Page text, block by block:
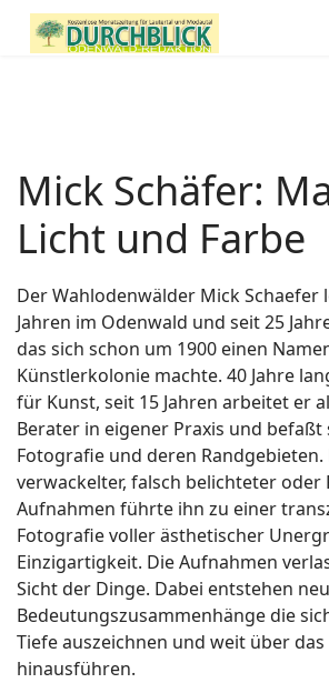
Mick Schäfer:
Licht und Farbe
Der Wahlodenwälder Mick Schaefer
Jahren im Odenwald und seit 25
das sich schon um 1900 einen
Künstlerkolonie machte. 40 Jahre
für Kunst, seit 15 Jahren arbeitet er
Berater in eigener Praxis und
Fotografie und deren Randgebieten.
verwackelter, falsch belichteter oder
Aufnahmen führte ihn zu einer
Fotografie voller ästhetischer
Einzigartigkeit. Die Aufnahmen
Sicht der Dinge. Dabei entstehen
Bedeutungszusammenhänge die
Tiefe auszeichnen und weit über
hinausführen.